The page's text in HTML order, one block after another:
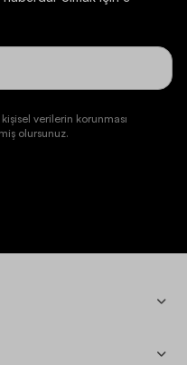
verilerin korunması
olursunuz.